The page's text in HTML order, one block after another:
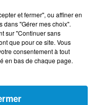
24/07/26
23/07/26
et fermer", ou affiner en
dans "Gérer mes choix".
sur "Continuer sans
que pour ce site. Vous
consentement à tout
en bas de chaque page.